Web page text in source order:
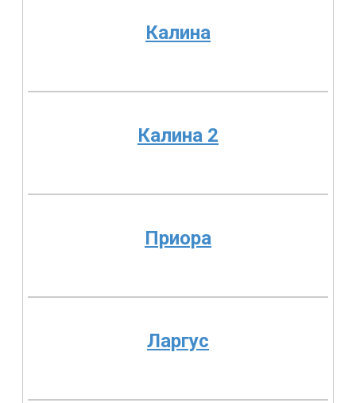
Калина
Калина 2
Приора
Ларгус